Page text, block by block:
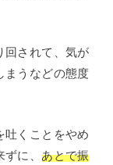
回されて、気が
まうなどの態度
くことをやめ
に、 あとで振